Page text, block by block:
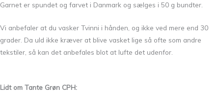
Garnet er spundet og farvet i Danmark og sælges i 50 g bundter.
Vi anbefaler at du vasker Tvinni i hånden, og ikke ved mere end 30
grader. Da uld ikke kræver at blive vasket lige så ofte som andre
tekstiler, så kan det anbefales blot at lufte det udenfor.
Lidt om Tante Grøn CPH: